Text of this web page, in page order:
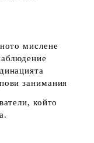
мислене
занимания
който
.